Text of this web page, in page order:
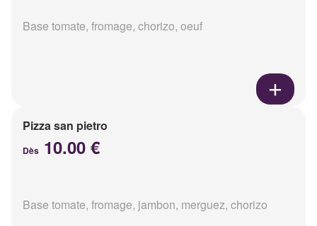
Base tomate, fromage, chorizo, oeuf
Pizza san pietro
Dès 10.00 €
Base tomate, fromage, jambon, merguez, chorizo